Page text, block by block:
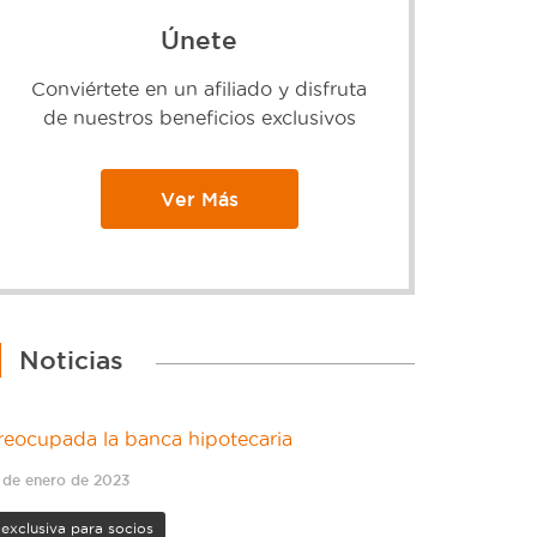
Únete
Conviértete en un afiliado y disfruta
de nuestros beneficios exclusivos
Ver Más
Noticias
la banca hipotecaria
de enero de 2023
exclusiva para socios